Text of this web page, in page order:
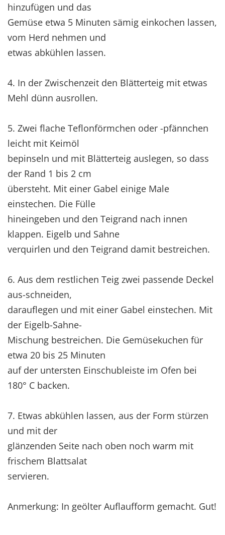
hinzufügen und das
Gemüse etwa 5 Minuten sämig einkochen lassen,
vom Herd nehmen und
etwas abkühlen lassen.
4. In der Zwischenzeit den Blätterteig mit etwas
Mehl dünn ausrollen.
5. Zwei flache Teflonförmchen oder -pfännchen
leicht mit Keimöl
bepinseln und mit Blätterteig auslegen, so dass
der Rand 1 bis 2 cm
übersteht. Mit einer Gabel einige Male
einstechen. Die Fülle
hineingeben und den Teigrand nach innen
klappen. Eigelb und Sahne
verquirlen und den Teigrand damit bestreichen.
6. Aus dem restlichen Teig zwei passende Deckel
aus-schneiden,
darauflegen und mit einer Gabel einstechen. Mit
der Eigelb-Sahne-
Mischung bestreichen. Die Gemüsekuchen für
etwa 20 bis 25 Minuten
auf der untersten Einschubleiste im Ofen bei
180° C backen.
7. Etwas abkühlen lassen, aus der Form stürzen
und mit der
glänzenden Seite nach oben noch warm mit
frischem Blattsalat
servieren.
Anmerkung: In geölter Auflaufform gemacht. Gut!